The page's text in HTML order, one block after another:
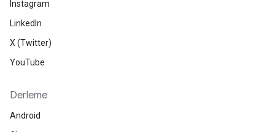
Instagram
LinkedIn
X (Twitter)
YouTube
Derleme
Android